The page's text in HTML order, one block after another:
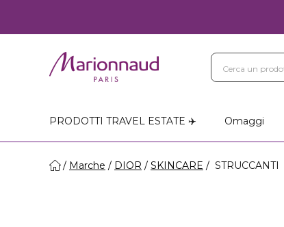
PRODOTTI TRAVEL ESTATE ✈️
Omaggi
Marche DIOR SKINCARE STRUCCANTI